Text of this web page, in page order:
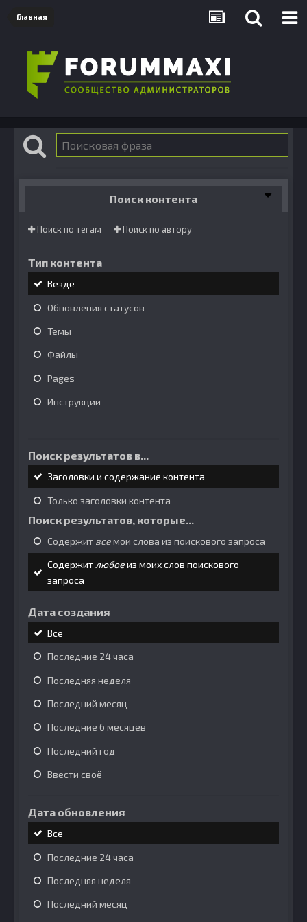
Главная
Поиск контента
Поиск по тегам Поиск по автору
Тип контента
Везде
Обновления статусов
Темы
Файлы
Pages
Инструкции
Поиск результатов в...
Заголовки и содержание контента
Только заголовки контента
Поиск результатов, которые...
Содержит всемои слова из поискового запроса
Содержитлюбоеиз моих слов поискового
запроса
Дата создания
Все
Последние 24 часа
Последняя неделя
Последний месяц
Последние 6 месяцев
Последний год
Ввести своё
Дата обновления
Все
Последние 24 часа
Последняя неделя
Последний месяц